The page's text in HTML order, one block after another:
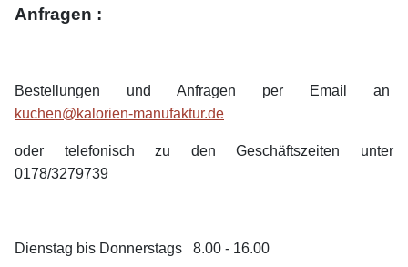
Anfragen :
Bestellungen und Anfragen per Email an
kuchen@kalorien-manufaktur.de
oder telefonisch zu den Geschäftszeiten unter
0178/3279739
Dienstag bis Donnerstags 8.00 - 16.00